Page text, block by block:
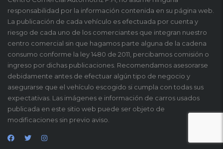
responsabilidad por la información contenida en su página web.
La publicación de cada vehículo es efectuada por cuenta y
riesgo de cada uno de los comerciantes que integran nuestro
centro comercial sin que hagamos parte alguna de la cadena
consumo conforme la ley 1480 de 2011, percibamos comisión o
ingreso por dichas publicaciones. Recomendamos asesorarse
debidamente antes de efectuar algún tipo de negocio y
asegurarse que el vehículo escogido si cumpla con todas sus
expectativas. Las imágenes e información de carros usados
publicada en este sitio web puede ser objeto de
modificaciones sin previo aviso.